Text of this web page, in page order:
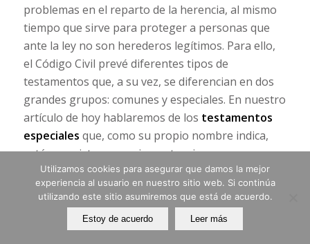
problemas en el reparto de la herencia, al mismo
tiempo que sirve para proteger a personas que
ante la ley no son herederos legítimos. Para ello,
el Código Civil prevé diferentes tipos de
testamentos que, a su vez, se diferencian en dos
grandes grupos: comunes y especiales. En nuestro
artículo de hoy hablaremos de los testamentos
especiales que, como su propio nombre indica,
están previstos para circunstancias
extraordinarias.
Testamento militar
Previsto para tiempos de guerra para que
Utilizamos cookies para asegurar que damos la mejor
experiencia al usuario en nuestro sitio web. Si continúa
utilizando este sitio asumiremos que está de acuerdo.
Estoy de acuerdo Leer más